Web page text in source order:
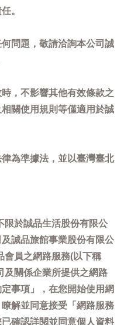
。
問題，敬請洽詢本公司誠
，不影響其他有效條款之
關使用規則等僅適用於誠
為準據法，並以臺灣臺北
限於誠品生活股份有限公
誠品旅館事業股份有限公
會員之網路服務(以下稱
及關係企業所提供之網路
事項」，在您開始使用網
解並同意接受「網路服務
確認詳閱並同意個人資料